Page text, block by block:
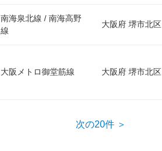
南海泉北線 / 南海高野
線
大阪府 堺市北区
大阪メトロ御堂筋線 大阪府 堺市北区
次の20件 ＞